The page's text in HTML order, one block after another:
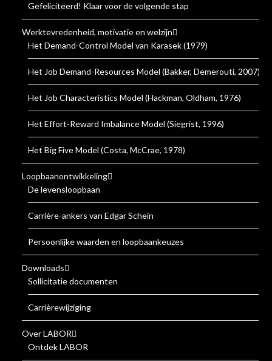
Gefeliciteerd! Klaar voor de volgende stap
Werktevredenheid, motivatie en welzijn
Het Demand-Control Model van Karasek (1979)
Het Job Demand-Resources Model (Bakker, Demerouti, 2007)
Het Job Characteristics Model (Hackman, Oldham, 1976)
Het Effort-Reward Imbalance Model (Siegrist, 1996)
Het Big Five Model (Costa, McCrae, 1978)
Loopbaanontwikkeling
De levensloopbaan
Carrière-ankers van Edgar Schein
Persoonlijke waarden en loopbaankeuzes
Downloads
Sollicitatie documenten
Carrièrewijziging
Over LABOR
Ontdek LABOR